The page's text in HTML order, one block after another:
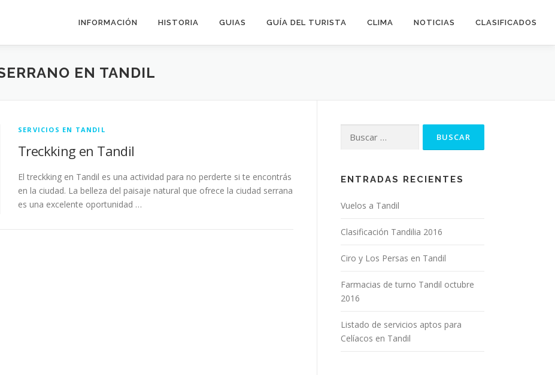
INFORMACIÓN HISTORIA GUIAS GUÍA DEL TURISTA CLIMA NOTICIAS CLASIFICADOS
EN TANDIL
SERVICIOS EN TANDIL
Treckking en Tandil
El treckking en Tandil es una actividad para no perderte si te encontrás
en la ciudad. La belleza del paisaje natural que ofrece la ciudad serrana
es una excelente oportunidad …
ENTRADAS RECIENTES
Vuelos a Tandil
Clasificación Tandilia 2016
Ciro y Los Persas en Tandil
Farmacias de turno Tandil octubre
2016
Listado de servicios aptos para
Celíacos en Tandil